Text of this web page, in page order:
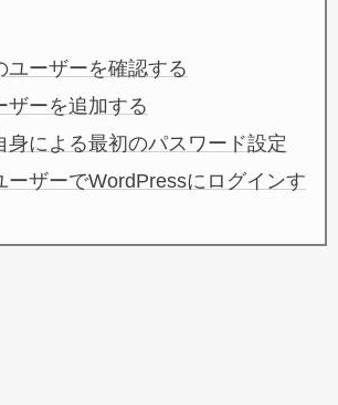
ユーザーを確認する
ザーを追加する
身による最初のパスワード設定
ーザーでWordPressにログインす